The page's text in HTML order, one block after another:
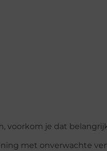
voorkom je dat
met onverwachte